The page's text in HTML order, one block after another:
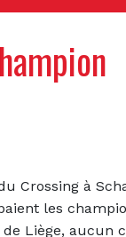
Crossing à
les
Liège, aucun